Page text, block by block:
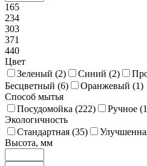
165
234
303
371
440
Цвет
Зеленый (2) Синий (2)
Бесцветный (6) Оранжевый (1)
Способ мытья
Посудомойка (222) Ручное (
Экологичность
Стандартная (35)
Высота, мм